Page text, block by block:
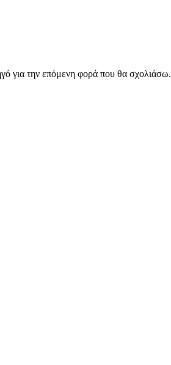
για την επόμενη φορά που θα σχολιάσω.